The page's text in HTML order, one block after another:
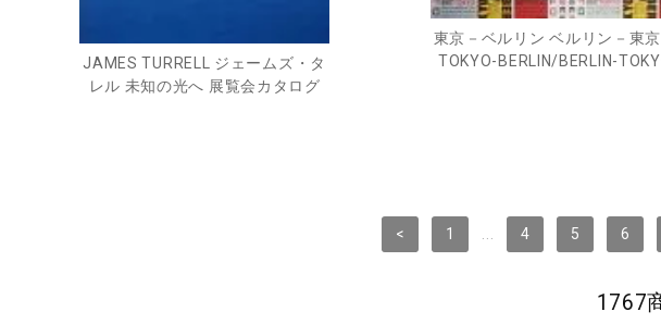
JAMES TURRELL ジェームズ・タ
レル 未知の光へ 展覧会カタログ
東京－ベルリン ベルリン－東
TOKYO-BERLIN/BERLIN-
< 1 ... 4 5 6
1767